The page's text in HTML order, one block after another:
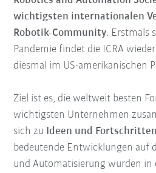
wichtigsten internationalen
Robotik-Community. Erstmals
Pandemie findet die ICRA
diesmal im US-amerikanischen
Ziel ist es, die weltweit besten
wichtigsten Unternehmen
sich zu Ideen und Fortschritten
bedeutende Entwicklungen auf
und Automatisierung wurden in